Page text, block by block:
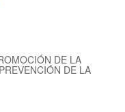
DE LA
DE LA